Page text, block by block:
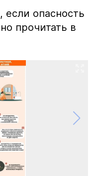
если опасность
прочитать в